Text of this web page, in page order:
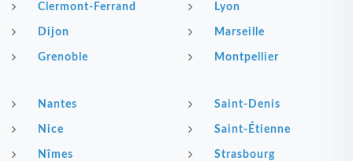
Clermont-Ferrand
Dijon
Grenoble
Lyon
Marseille
Montpellier
Nantes
Nice
Nîmes
Saint-Denis
Saint-Étienne
Strasbourg